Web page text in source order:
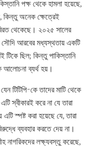
পক্ষ থেকে হামলা হয়েছে,
কিন্তু অনেক ক্ষেত্রেই
থেকেছে। ২০২৫ সালের
সৌদি আরবের মধ্যস্থতায় একটি
টিকে ছিল; কিন্তু পাকিস্তানি
আলোচনা ব্যর্থ হয়।
টিটিপি-কে তাদের মাটি থেকে
স্বীকারই করে না যে তারা
এটি স্পষ্ট করা হয়েছে যে, তারা
ব্যবহার করতে দেয় না।
নাগরিকদের লক্ষ্যবস্তু করেছে,